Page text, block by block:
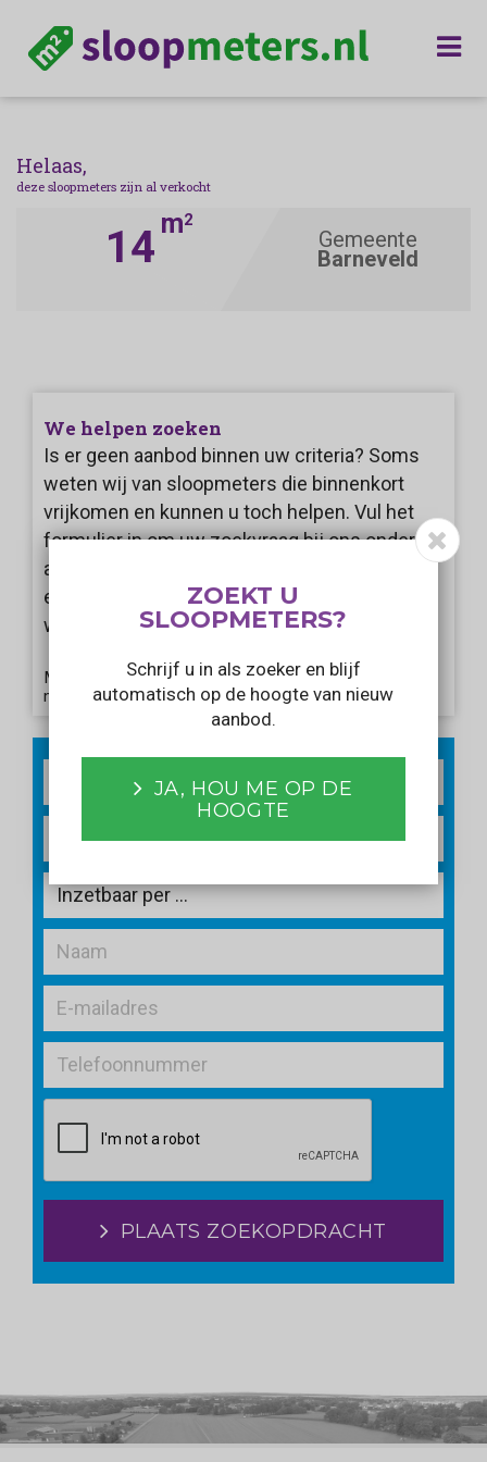
Helaas,
deze sloopmeters zijn al verkocht
14 m2
Gemeente
Barneveld
We helpen zoeken
Is er geen aanbod binnen uw criteria? Soms
weten wij van sloopmeters die binnenkort
vrijkomen en kunnen u toch helpen. Vul het
formulier in om uw zoekvraag bij ons onder de
aandacht te brengen. Wij informeren u als er
een aanbod voorbij komt dat aansluit bij uw
wensen!
Met het verzenden van dit formulier gaat u akkoord
met onsprivacy statement.
PLAATS ZOEKOPDRACHT
ZOEKT U
SLOOPMETERS?
Schrijf u in als zoeker en blijf
automatisch op de hoogte van nieuw
aanbod.
JA, HOU ME OP DE
HOOGTE